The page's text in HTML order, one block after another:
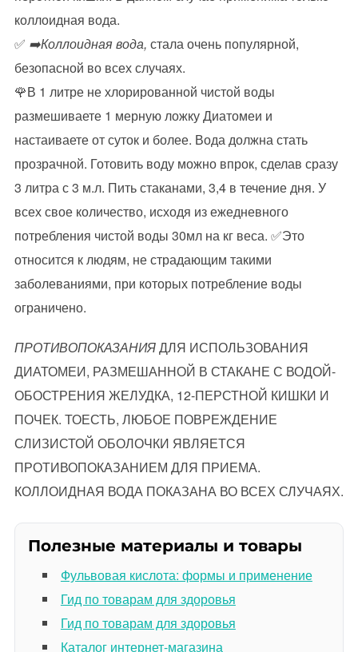
коллоидная вода.
✅ ➡️Коллоидная вода, стала очень популярной,
безопасной во всех случаях.
🌹В 1 литре не хлорированной чистой воды
размешиваете 1 мерную ложку Диатомеи и
настаиваете от суток и более. Вода должна стать
прозрачной. Готовить воду можно впрок, сделав сразу
3 литра с 3 м.л. Пить стаканами, 3,4 в течение дня. У
всех свое количество, исходя из ежедневного
потребления чистой воды 30мл на кг веса. ✅Это
относится к людям, не страдающим такими
заболеваниями, при которых потребление воды
ограничено.
ПРОТИВОПОКАЗАНИЯДЛЯ ИСПОЛЬЗОВАНИЯ
ДИАТОМЕИ, РАЗМЕШАННОЙ В СТАКАНЕ С ВОДОЙ-
ОБОСТРЕНИЯ ЖЕЛУДКА, 12-ПЕРСТНОЙ КИШКИ И
ПОЧЕК. ТОЕСТЬ, ЛЮБОЕ ПОВРЕЖДЕНИЕ
СЛИЗИСТОЙ ОБОЛОЧКИ ЯВЛЯЕТСЯ
ПРОТИВОПОКАЗАНИЕМ ДЛЯ ПРИЕМА.
КОЛЛОИДНАЯ ВОДА ПОКАЗАНА ВО ВСЕХ СЛУЧАЯХ.
Полезные материалы и товары
Фульвовая кислота: формы и применение
Гид по товарам для здоровья
Гид по товарам для здоровья
Каталог интернет-магазина